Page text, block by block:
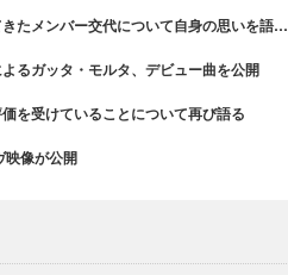
たメンバー交代について自身の思いを語…
るガッタ・モルタ、デビュー曲を公開
を受けていることについて再び語る
像が公開